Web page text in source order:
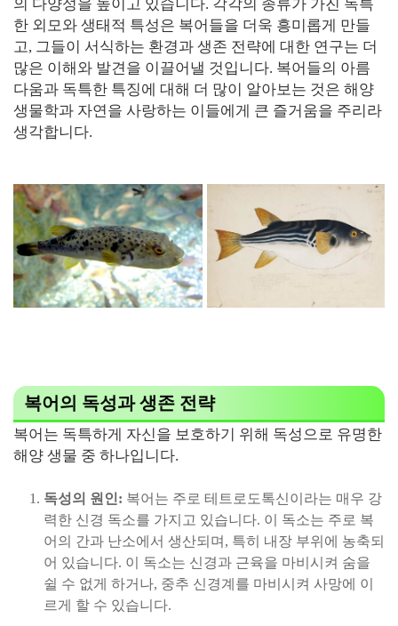
의 다양성을 높이고 있습니다. 각각의 종류가 가진 독특
한 외모와 생태적 특성은 복어들을 더욱 흥미롭게 만들
고, 그들이 서식하는 환경과 생존 전략에 대한 연구는 더
많은 이해와 발견을 이끌어낼 것입니다. 복어들의 아름
다움과 독특한 특징에 대해 더 많이 알아보는 것은 해양
생물학과 자연을 사랑하는 이들에게 큰 즐거움을 주리라
생각합니다.
복어의 독성과 생존 전략
복어는 독특하게 자신을 보호하기 위해 독성으로 유명한
해양 생물 중 하나입니다.
독성의 원인: 복어는 주로 테트로도톡신이라는 매우 강
력한 신경 독소를 가지고 있습니다. 이 독소는 주로 복
어의 간과 난소에서 생산되며, 특히 내장 부위에 농축되
어 있습니다. 이 독소는 신경과 근육을 마비시켜 숨을
쉴 수 없게 하거나, 중추 신경계를 마비시켜 사망에 이
르게 할 수 있습니다.